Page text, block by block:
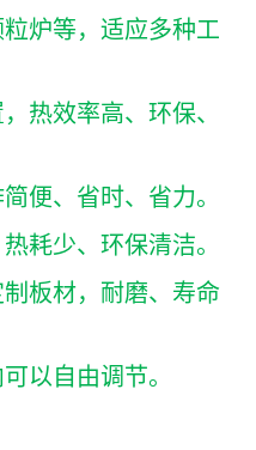
炉等，适应多种工
热效率高、环保、
便、省时、省力。
耗少、环保清洁。
板材，耐磨、寿命
以自由调节。